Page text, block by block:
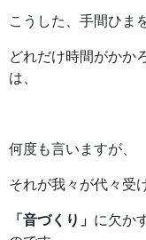
こうした、手間ひま
どれだけ時間がかか
は、
何度も言いますが、
それが我々が代々受
「音づくり」 に欠か